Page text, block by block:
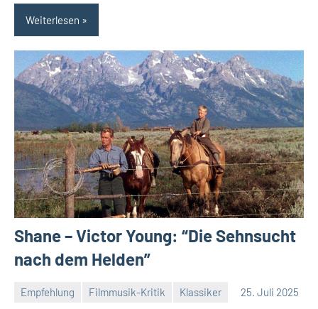
Weiterlesen
Shane – Victor Young: “Die Sehnsucht
nach dem Helden”
Empfehlung Filmmusik-Kritik Klassiker 25. Juli 2025
Keine